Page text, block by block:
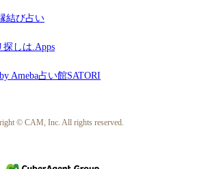
結び占い
しは.Apps
Ameba占い館SATORI
© CAM, Inc. All rights reserved.